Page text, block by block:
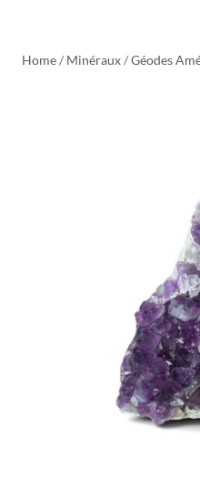
Home/ Minéraux/Géodes